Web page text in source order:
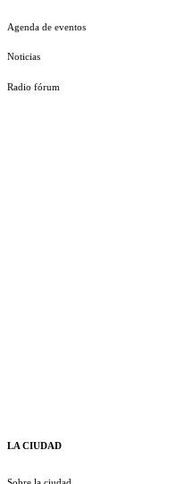
Agenda de eventos
Noticias
Radio fórum
LA CIUDAD